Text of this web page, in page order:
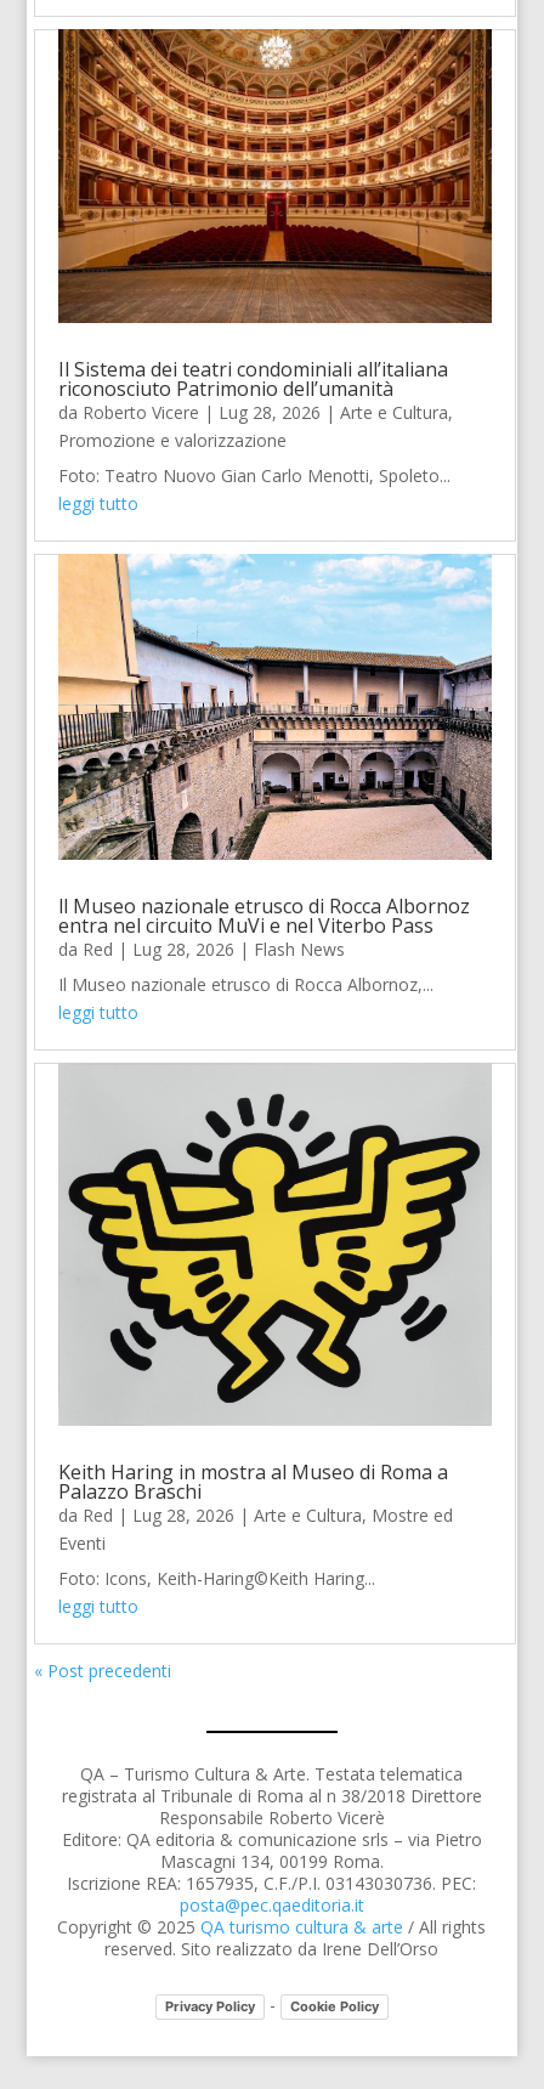
Il Sistema dei teatri condominiali all’italiana
riconosciuto Patrimonio dell’umanità
da Roberto Vicere | Lug 28, 2026 |Arte e Cultura,
Promozione e valorizzazione
Foto: Teatro Nuovo Gian Carlo Menotti, Spoleto...
leggi tutto
ll Museo nazionale etrusco di Rocca Albornoz
entra nel circuito MuVi e nel Viterbo Pass
da Red | Lug 28, 2026 | Flash News
Il Museo nazionale etrusco di Rocca Albornoz,...
leggi tutto
Keith Haring in mostra al Museo di Roma a
Palazzo Braschi
da Red | Lug 28, 2026 |Arte e Cultura, Mostre ed
Eventi
Foto: Icons, Keith-Haring©Keith Haring...
leggi tutto
« Post precedenti
QA – Turismo Cultura & Arte. Testata telematica
registrata al Tribunale di Roma al n 38/2018 Direttore
Responsabile Roberto Vicerè
Editore: QA editoria & comunicazione srls – via Pietro
Mascagni 134, 00199 Roma.
Iscrizione REA: 1657935, C.F./P.I. 03143030736. PEC:
posta@pec.qaeditoria.it
Copyright © 2025QA turismo cultura & arte / All rights
reserved. Sito realizzato da Irene Dell’Orso
Privacy Policy - Cookie Policy